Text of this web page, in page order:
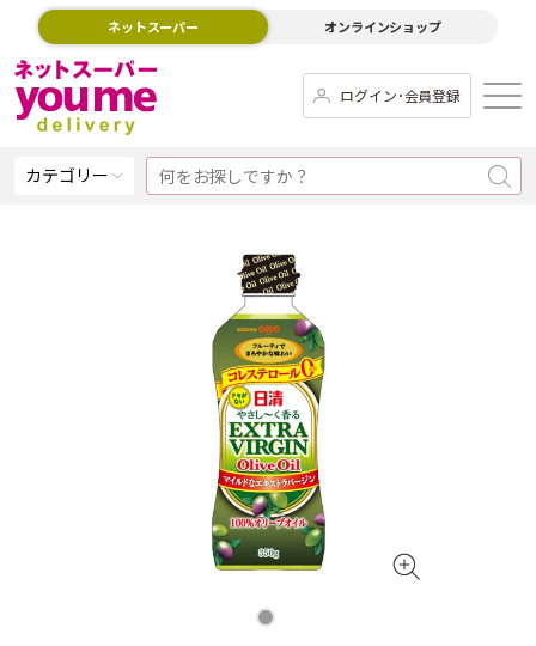
ネットスーパー オンラインショップ
ログイン･会員登録
カテゴリー